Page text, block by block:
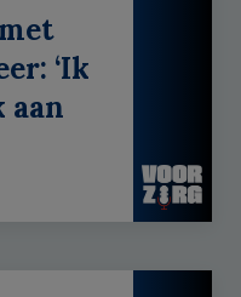
‘Ik
aan